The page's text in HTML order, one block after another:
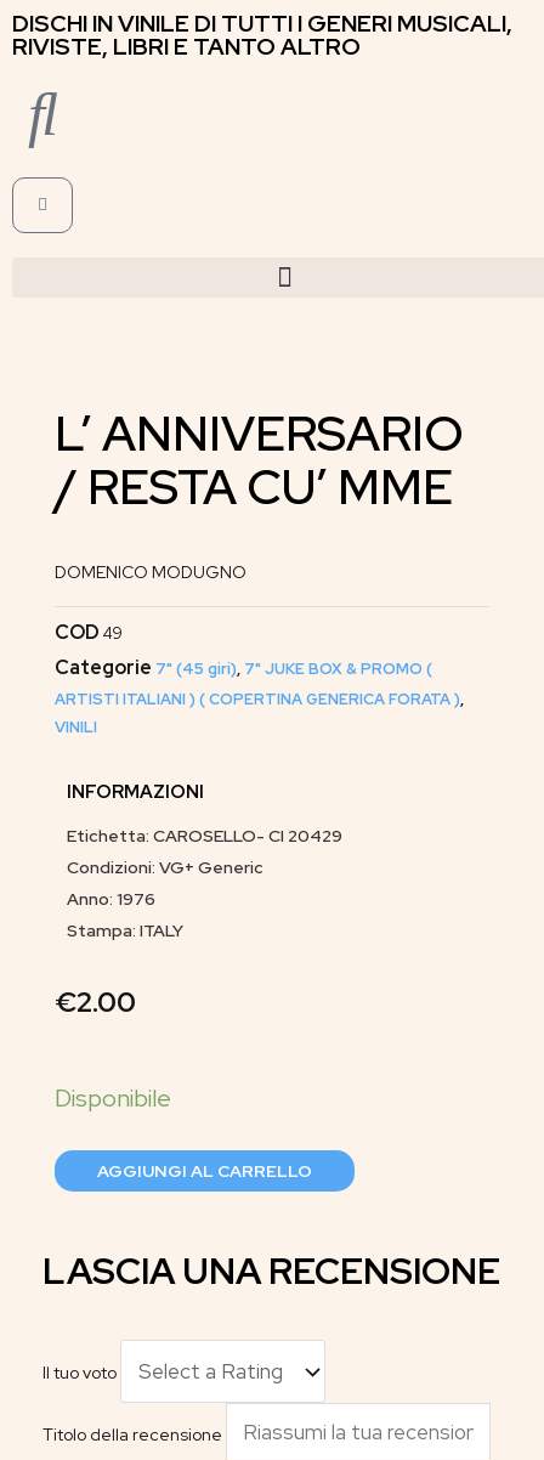
DISCHI IN VINILE DI TUTTI I GENERI MUSICALI,
RIVISTE, LIBRI E TANTO ALTRO
L’ ANNIVERSARIO
/ RESTA CU’ MME
DOMENICO MODUGNO
COD 49
Categorie 7" (45 giri), 7" JUKE BOX & PROMO (
ARTISTI ITALIANI ) ( COPERTINA GENERICA FORATA ),
VINILI
INFORMAZIONI
Etichetta: CAROSELLO- CI 20429
Condizioni: VG+ Generic
Anno: 1976
Stampa: ITALY
€2.00
AGGIUNGI AL CARRELLO
LASCIA UNA RECENSIONE
Il tuo voto
Titolo della recensione